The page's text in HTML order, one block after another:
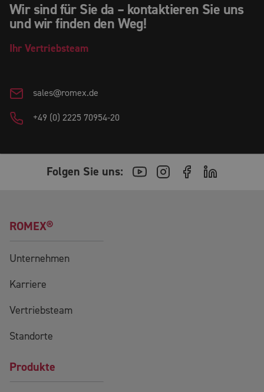
Wir sind für Sie da – kontaktieren Sie uns
und wir finden den Weg!
Ihr Vertriebsteam
sales@romex.de
+49 (0) 2225 70954-20
Folgen Sie uns:
ROMEX®
Unternehmen
Karriere
Vertriebsteam
Standorte
Produkte